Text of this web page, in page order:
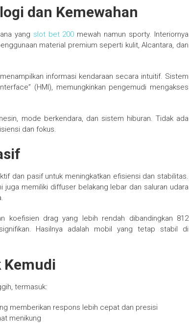
dan Kemewahan
yang slot bet 200 mewah namun sporty. Interiornya
material premium seperti kulit, Alcantara, dan
informasi kendaraan secara intuitif. Sistem
(HMI), memungkinkan pengemudi mengakses
mode berkendara, dan sistem hiburan. Tidak ada
dan fokus.
dan pasif untuk meningkatkan efisiensi dan stabilitas.
memiliki diffuser belakang lebar dan saluran udara
koefisien drag yang lebih rendah dibandingkan 812
Hasilnya adalah mobil yang tetap stabil di
Kemudi
termasuk:
memberikan respons lebih cepat dan presisi
menikung